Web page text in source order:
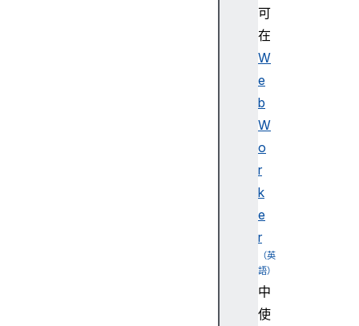
可
在
W
e
b
W
o
r
k
e
r
中
使